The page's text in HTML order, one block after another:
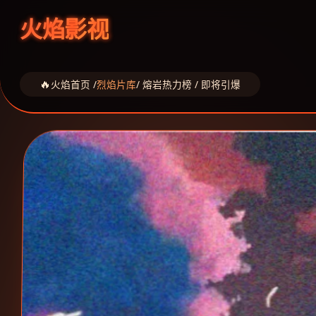
火焰影视
火焰首页 /烈焰片库/ 熔岩热力榜 / 即将引爆